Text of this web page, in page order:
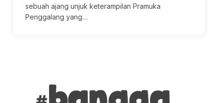
sebuah ajang unjuk keterampilan Pramuka
Penggalang yang…